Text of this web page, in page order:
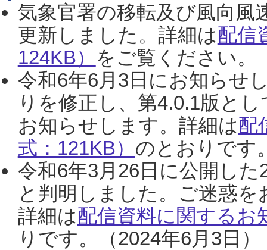
気象官署の移転及び風向風
更新しました。詳細は配信
124KB） をご覧ください。
令和6年6月3日にお知らせ
りを修正し、第4.0.1版と
お知らせします。詳細は配
式：121KB） のとおりです
令和6年3月26日に公開し
と判明しました。ご迷惑
詳細は配信資料に関するお
りです。（2024年6月3日）